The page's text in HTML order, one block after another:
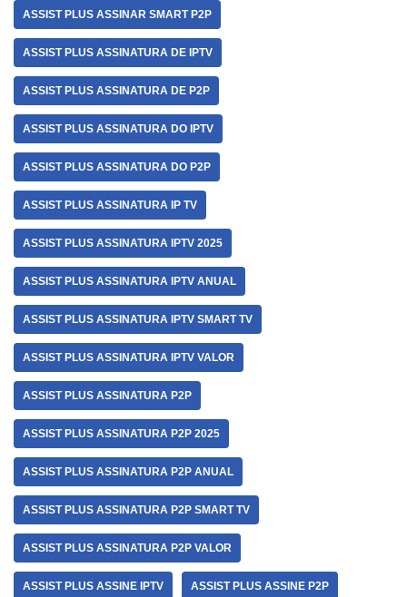
ASSIST PLUS ASSINAR SMART P2P
ASSIST PLUS ASSINATURA DE IPTV
ASSIST PLUS ASSINATURA DE P2P
ASSIST PLUS ASSINATURA DO IPTV
ASSIST PLUS ASSINATURA DO P2P
ASSIST PLUS ASSINATURA IP TV
ASSIST PLUS ASSINATURA IPTV 2025
ASSIST PLUS ASSINATURA IPTV ANUAL
ASSIST PLUS ASSINATURA IPTV SMART TV
ASSIST PLUS ASSINATURA IPTV VALOR
ASSIST PLUS ASSINATURA P2P
ASSIST PLUS ASSINATURA P2P 2025
ASSIST PLUS ASSINATURA P2P ANUAL
ASSIST PLUS ASSINATURA P2P SMART TV
ASSIST PLUS ASSINATURA P2P VALOR
ASSIST PLUS ASSINE IPTV ASSIST PLUS ASSINE P2P